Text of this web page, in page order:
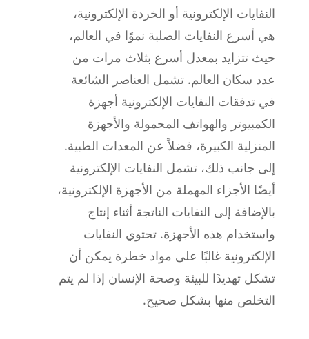
النفايات الإلكترونية أو الخردة الإلكترونية،
هي أسرع النفايات الصلبة نموًا في العالم،
حيث تتزايد بمعدل أسرع بثلاث مرات من
عدد سكان العالم. تشمل العناصر الشائعة
في تدفقات النفايات الإلكترونية أجهزة
الكمبيوتر والهواتف المحمولة والأجهزة
المنزلية الكبيرة، فضلاً عن المعدات الطبية.
إلى جانب ذلك، تشمل النفايات الإلكترونية
أيضًا الأجزاء المهملة من الأجهزة الإلكترونية،
بالإضافة إلى النفايات الناتجة أثناء إنتاج
واستخدام هذه الأجهزة. تحتوي النفايات
الإلكترونية غالبًا على مواد خطرة يمكن أن
تشكل تهديدًا للبيئة وصحة الإنسان إذا لم يتم
التخلص منها بشكل صحيح.